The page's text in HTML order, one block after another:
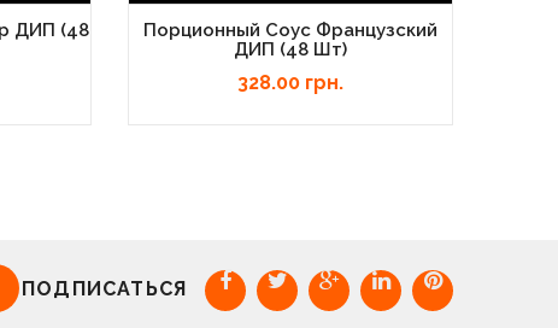
ДИП (48
Порционный Соус Французский
ДИП (48 Шт)
328.00 грн.
ПОДПИСАТЬСЯ